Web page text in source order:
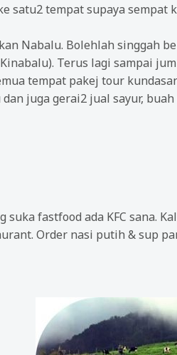
satu2 tempat supaya sempat
Nabalu. Bolehlah singgah
Terus lagi sampai
tempat pakej tour
juga gerai2 jual sayur,
suka fastfood ada KFC sana.
Order nasi putih & sup